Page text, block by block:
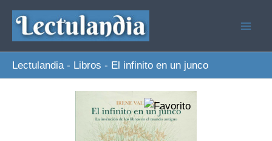
contenido
Lectulandia- Libros - El infinito en un junco